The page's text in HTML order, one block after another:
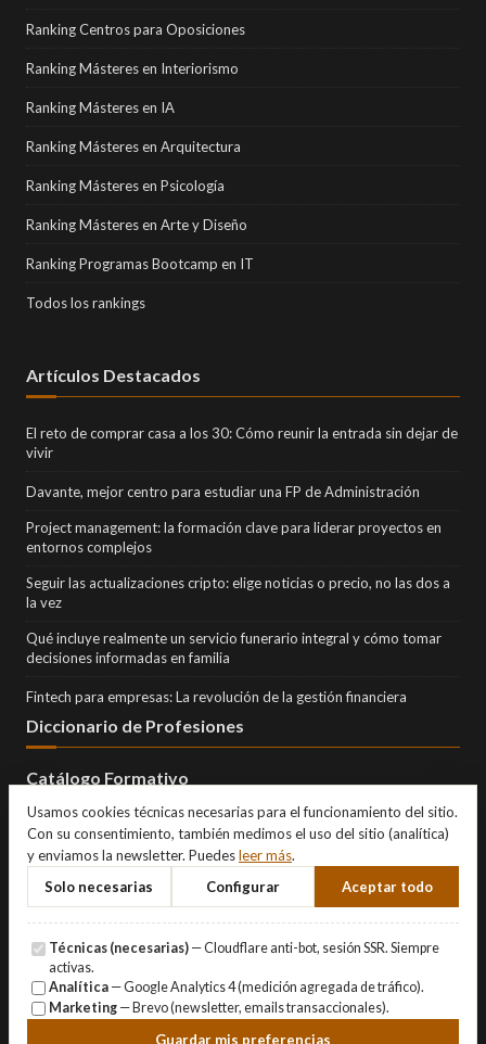
Ranking Centros para Oposiciones
Ranking Másteres en Interiorismo
Ranking Másteres en IA
Ranking Másteres en Arquitectura
Ranking Másteres en Psicología
Ranking Másteres en Arte y Diseño
Ranking Programas Bootcamp en IT
Todos los rankings
Artículos Destacados
El reto de comprar casa a los 30: Cómo reunir la entrada sin dejar de
vivir
Davante, mejor centro para estudiar una FP de Administración
Project management: la formación clave para liderar proyectos en
entornos complejos
Seguir las actualizaciones cripto: elige noticias o precio, no las dos a
la vez
Qué incluye realmente un servicio funerario integral y cómo tomar
decisiones informadas en familia
Fintech para empresas: La revolución de la gestión financiera
Diccionario de Profesiones
Catálogo Formativo
Usamos cookies técnicas necesarias para el funcionamiento del sitio.
Con su consentimiento, también medimos el uso del sitio (analítica)
y enviamos la newsletter. Puedesleer más.
Solo necesarias
Configurar Aceptar todo
Técnicas (necesarias) — Cloudflare anti-bot, sesión SSR. Siempre
activas.
Analítica — Google Analytics 4 (medición agregada de tráfico).
Marketing — Brevo (newsletter, emails transaccionales).
Guardar mis preferencias